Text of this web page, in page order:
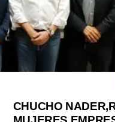
CHUCHO